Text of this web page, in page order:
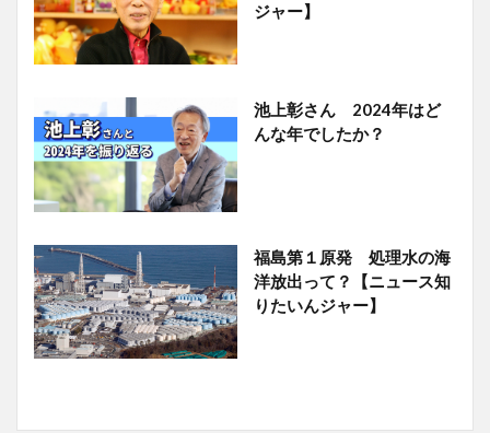
ジャー】
池上彰さん 2024年はど
んな年でしたか？
福島第１原発 処理水の海
洋放出って？【ニュース知
りたいんジャー】